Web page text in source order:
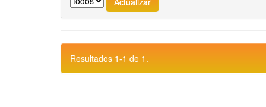
Resultados 1-1 de 1.